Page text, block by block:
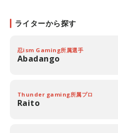
ライターから探す
忍ism Gaming所属選手
Abadango
Thunder gaming所属プロ
Raito